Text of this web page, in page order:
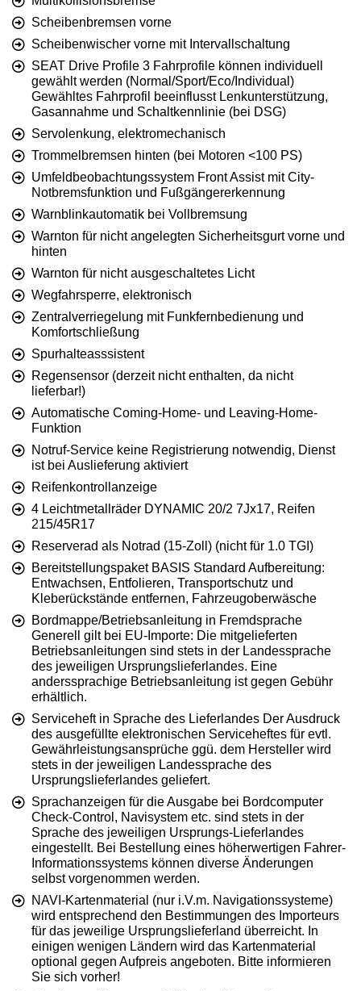
Scheibenbremsen vorne
Scheibenwischer vorne mit Intervallschaltung
SEAT Drive Profile 3 Fahrprofile können individuell
gewählt werden (Normal/Sport/Eco/Individual)
Gewähltes Fahrprofil beeinflusst Lenkunterstützung,
Gasannahme und Schaltkennlinie (bei DSG)
Servolenkung, elektromechanisch
Trommelbremsen hinten (bei Motoren <100 PS)
Umfeldbeobachtungssystem Front Assist mit City-
Notbremsfunktion und Fußgängererkennung
Warnblinkautomatik bei Vollbremsung
Warnton für nicht angelegten Sicherheitsgurt vorne und
hinten
Warnton für nicht ausgeschaltetes Licht
Wegfahrsperre, elektronisch
Zentralverriegelung mit Funkfernbedienung und
Komfortschließung
Spurhalteasssistent
Regensensor (derzeit nicht enthalten, da nicht
lieferbar!)
Automatische Coming-Home- und Leaving-Home-
Funktion
Notruf-Service keine Registrierung notwendig, Dienst
ist bei Auslieferung aktiviert
Reifenkontrollanzeige
4 Leichtmetallräder DYNAMIC 20/2 7Jx17, Reifen
215/45R17
Reserverad als Notrad (15-Zoll) (nicht für 1.0 TGI)
Bereitstellungspaket BASIS Standard Aufbereitung:
Entwachsen, Entfolieren, Transportschutz und
Kleberückstände entfernen, Fahrzeugoberwäsche
Bordmappe/Betriebsanleitung in Fremdsprache
Generell gilt bei EU-Importe: Die mitgelieferten
Betriebsanleitungen sind stets in der Landessprache
des jeweiligen Ursprungslieferlandes. Eine
anderssprachige Betriebsanleitung ist gegen Gebühr
erhältlich.
Serviceheft in Sprache des Lieferlandes Der Ausdruck
des ausgefüllte elektronischen Serviceheftes für evtl.
Gewährleistungsansprüche ggü. dem Hersteller wird
stets in der jeweiligen Landessprache des
Ursprungslieferlandes geliefert.
Sprachanzeigen für die Ausgabe bei Bordcomputer
Check-Control, Navisystem etc. sind stets in der
Sprache des jeweiligen Ursprungs-Lieferlandes
eingestellt. Bei Bestellung eines höherwertigen Fahrer-
Informationssystems können diverse Änderungen
selbst vorgenommen werden.
NAVI-Kartenmaterial (nur i.V.m. Navigationssysteme)
wird entsprechend den Bestimmungen des Importeurs
für das jeweilige Ursprungslieferland überreicht. In
einigen wenigen Ländern wird das Kartenmaterial
optional gegen Aufpreis angeboten. Bitte informieren
Sie sich vorher!